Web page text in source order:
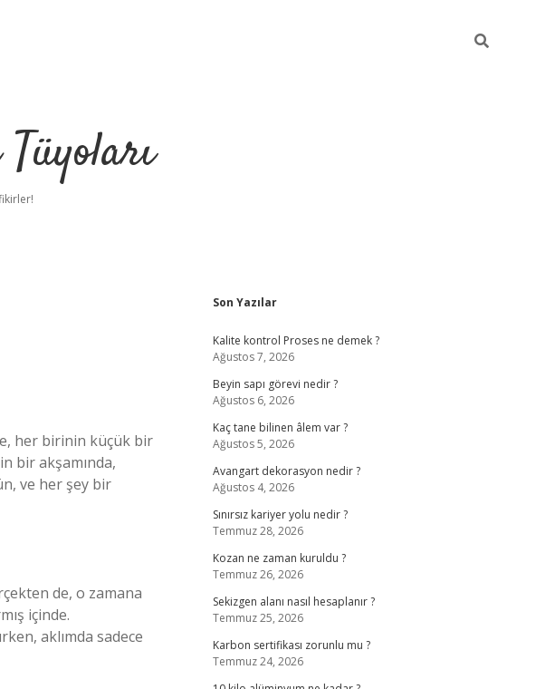
her birinin küçük bir
bir akşamında,
ve her şey bir
de, o zamana
içinde.
aklımda sadece
Sidebar
Son Yazılar
Kalite kontrol Proses ne demek ?
Ağustos 7, 2026
Beyin sapı görevi nedir ?
Ağustos 6, 2026
Kaç tane bilinen âlem var ?
Ağustos 5, 2026
Avangart dekorasyon nedir ?
Ağustos 4, 2026
Sınırsız kariyer yolu nedir ?
Temmuz 28, 2026
Kozan ne zaman kuruldu ?
Temmuz 26, 2026
Sekizgen alanı nasıl hesaplanır ?
Temmuz 25, 2026
Karbon sertifikası zorunlu mu ?
Temmuz 24, 2026